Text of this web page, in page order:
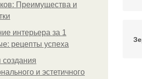
Преимущества и
интерьера за 1
рецепты успеха
создания
и эстетичного